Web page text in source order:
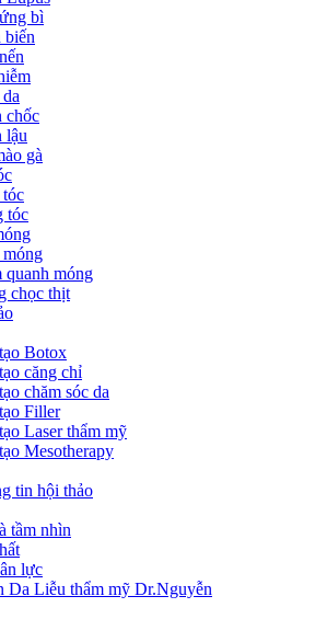
bì
biến
chốc
lậu
gà
tóc
quanh móng
chọc thịt
Botox
căng chỉ
chăm sóc da
Filler
Laser thẩm mỹ
Mesotherapy
tin hội thảo
tầm nhìn
lực
Da Liễu thẩm mỹ Dr.Nguyễn